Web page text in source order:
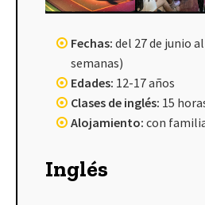
Fechas: del 27 de junio
semanas)
Edades: 12-17 años
Clases de inglés: 15
Alojamiento: con
Inglés